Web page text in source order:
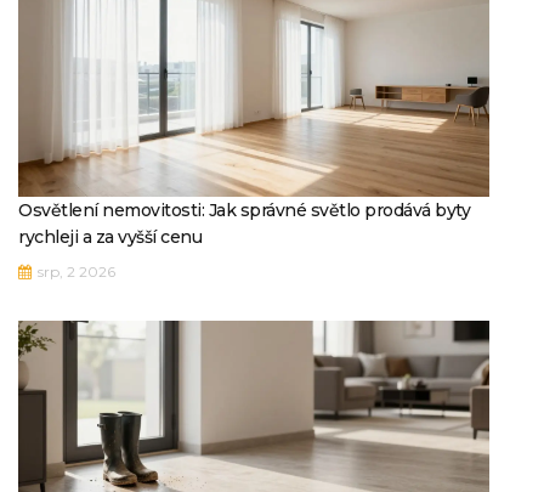
Osvětlení nemovitosti: Jak správné světlo prodává byty
rychleji a za vyšší cenu
srp, 2 2026